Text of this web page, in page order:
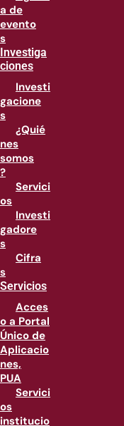
a de
evento
s
Investiga
ciones
Investi
gacione
s
¿Quié
nes
somos
?
Servici
os
Investi
gadore
s
Cifra
s
Servicios
Acces
o a Portal
Único de
Aplicacio
nes,
PUA
Servici
os
institucio